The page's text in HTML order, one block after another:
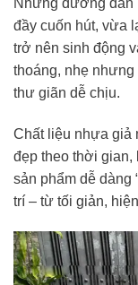
Những đường đan
đầy cuốn hút, vừa
trở nên sinh động
thoáng, nhẹ nhưng
thư giãn dễ chịu.
Chất liệu nhựa giả
đẹp theo thời gian,
sản phẩm dễ dàng
trí – từ tối giản,